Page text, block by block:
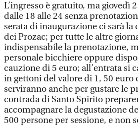
L’ingresso è gratuito, ma giovedì
dalle 18 alle 24 senza
serata di inaugurazione ci sarà la
dei Prozac; per tutte le altre
indispensabile la prenotazione,
personale bicchiere oppure
cauzione di 5 euro; all’entrata si
in gettoni del valore di 1, 50 euro
serviranno anche per gustare le
contrada di Santo Spirito
accompagnare la degustazione
500 persone per sessione, e non